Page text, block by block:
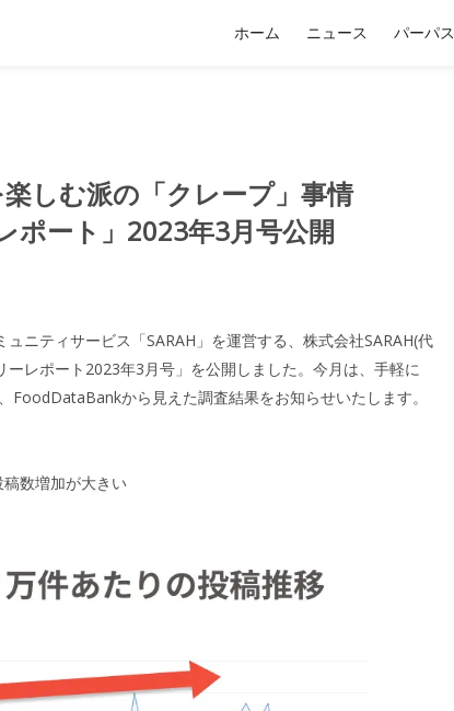
ホーム ニュース パーパス
しむ派の「クレープ」事情
ポート」2023年3月号公開
ニティサービス「SARAH」を運営する、株式会社SARAH(代
レポート2023年3月号」を公開しました。今月は、手軽に
から見えた調査結果をお知らせいたします。
稿数増加が大きい